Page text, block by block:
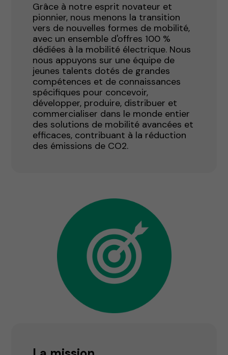
Grâce à notre esprit novateur et
pionnier, nous menons la transition
vers de nouvelles formes de mobilité,
avec un ensemble d'offres 100 %
dédiées à la mobilité électrique. Nous
nous appuyons sur une équipe de
jeunes talents dotés de grandes
compétences et de connaissances
spécifiques pour concevoir,
développer, produire, distribuer et
commercialiser dans le monde entier
des solutions de mobilité avancées et
efficaces, contribuant à la réduction
des émissions de CO2.